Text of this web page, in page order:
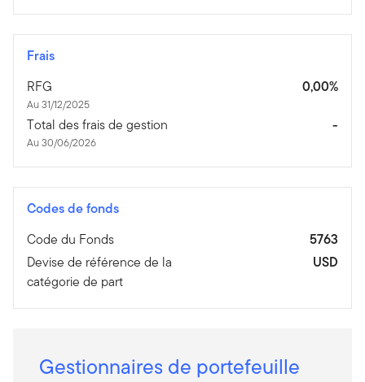
Frais
RFG
Au 31/12/2025
0,00%
Total des frais de gestion
Au 30/06/2026
-
Codes de fonds
Code du Fonds
5763
Devise de référence de la
catégorie de part
USD
Gestionnaires de portefeuille